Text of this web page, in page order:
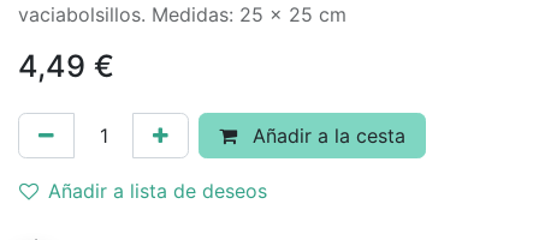
vaciabolsillos. Medidas: 25 x 25 cm
4,49 €
Añadir a la cesta
Añadir a lista de deseos